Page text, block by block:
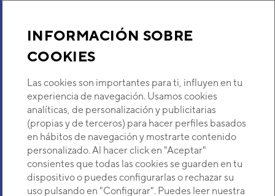
INFORMACIÓN SOBRE
COOKIES
Las cookies son importantes para ti, influyen en tu
experiencia de navegación. Usamos cookies
analíticas, de personalización y publicitarias
(propias y de terceros) para hacer perfiles basados
en hábitos de navegación y mostrarte contenido
personalizado. Al hacer click en "Aceptar"
consientes que todas las cookies se guarden en tu
dispositivo o puedes configurarlas o rechazar su
uso pulsando en "Configurar". Puedes leer nuestra
UI ATLAS CASSETTE
Código: 3NDA04426-Ref. fabricante:DU-
36KDB
VER DETALLE
UI ATLAS CONDUCTOS ACD
48TK DB
Código: 3NDA04301 Ref. fabricante:
48TKDB(W)
Sobre Nosotros
Descubre Eurofred
Dónde Estamos
¿Buscas un servicio técnico?